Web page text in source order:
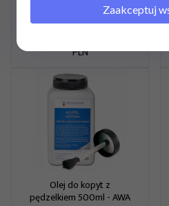
PLN
Pojemność opakowania: 0.5
PLN
Olej do kopyt z
pędzelkiem 500ml - AWA
Zaakceptuj